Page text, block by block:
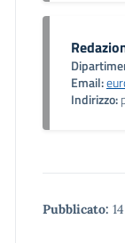
Email:
Indirizzo:
Pubblicato: